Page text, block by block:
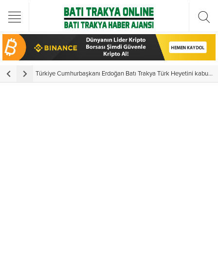
Türkiye Cumhurbaşkanı Erdoğan Batı Trakya Türk Heyetini kabul etti